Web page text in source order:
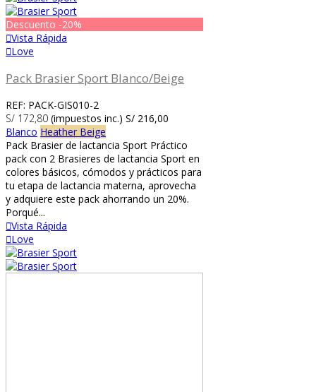
Descuento -20%
Vista Rápida
Love
Pack Brasier Sport Blanco/Beige
REF: PACK-GIS010-2
S/ 172,80 (impuestos inc.) S/ 216,00
Blanco Heather Beige
Pack Brasier de lactancia Sport Práctico
pack con 2 Brasieres de lactancia Sport en
colores básicos, cómodos y prácticos para
tu etapa de lactancia materna, aprovecha
y adquiere este pack ahorrando un 20%.
Porqué...
Vista Rápida
Love